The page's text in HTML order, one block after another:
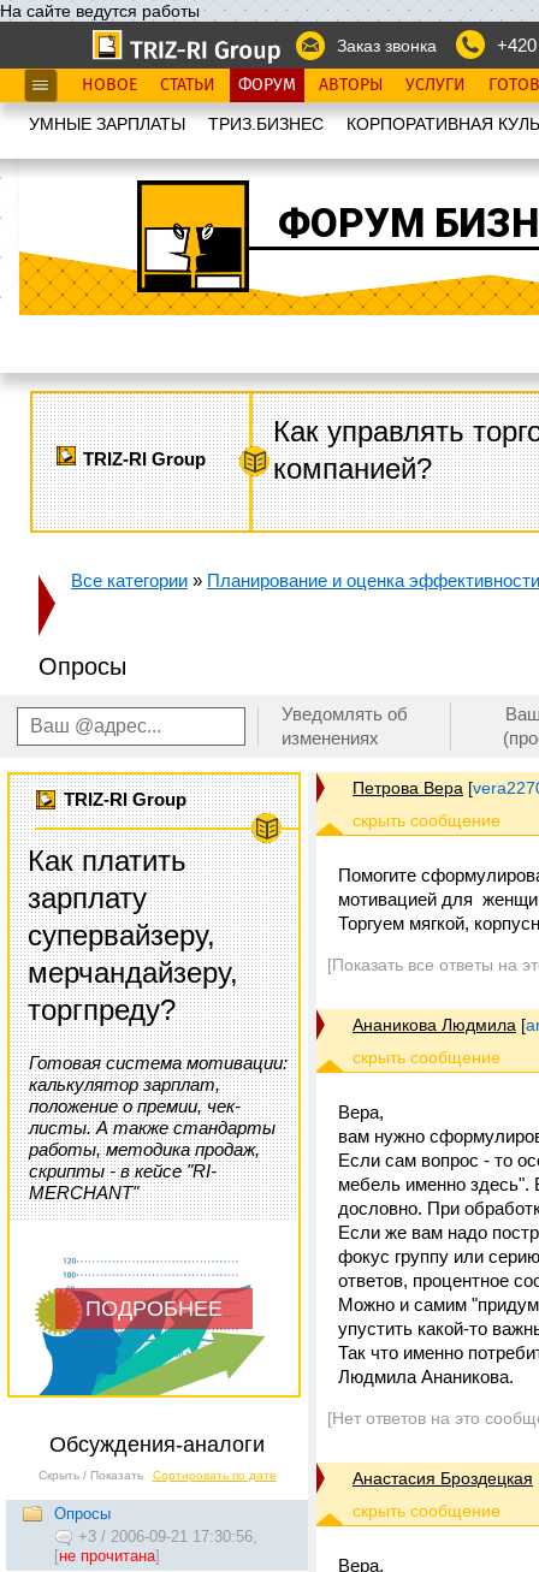
На сайте ведутся работы
Заказ звонка
НОВОЕ СТАТЬИ ФОРУМ АВТОРЫ УСЛУГИ
УМНЫЕ ЗАРПЛАТЫ ТРИЗ.БИЗНЕС КОРПОРАТИВНАЯ
ФОРУМ
TRIZ-RI Group
Как управлять
компанией?
Все категории » Планирование и оценка
Опросы
Уведомлять об
изменениях
TRIZ-RI Group
Как платить
зарплату
супервайзеру,
мерчандайзеру,
торгпреду?
Готовая система мотивации:
калькулятор зарплат,
положение о премии, чек-
листы. А также стандарты
работы, методика продаж,
скрипты - в кейсе "RI-
MERCHANT"
ПОДРОБНЕЕ
Обсуждения-аналоги
Скрыть / Показать Сортировать по дате
Опросы
+3 / 2006-09-21 17:30:56,
[не прочитана]
Петрова Вера [
Помогите
мотивацией для
Торгуем мягкой,
[Показать все ответы на
Ананикова Людмила [
Вера,
вам нужно
Если сам вопрос - то
мебель именно здесь".
дословно. При
Если же вам надо
фокус группу или
ответов, процентное
Можно и самим
упустить какой-то
Так что именно
Людмила Ананикова.
[Нет ответов на это
Анастасия Броздецкая
Вера,